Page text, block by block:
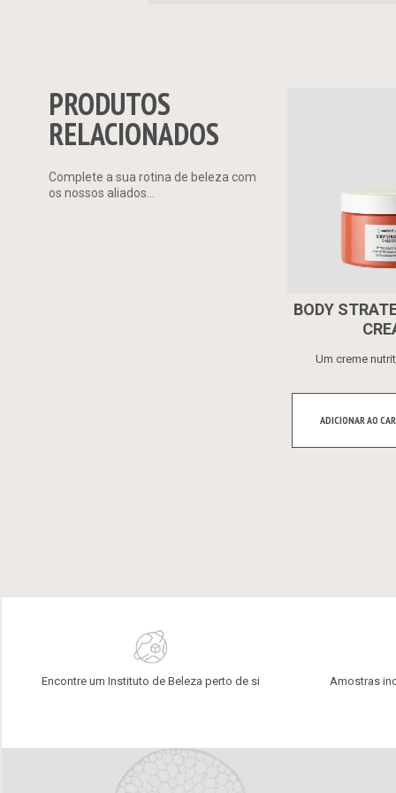
PRODUTOS
RELACIONADOS
Complete a sua rotina de beleza com
os nossos aliados...
BODY
Um creme
ADICIONAR AO
Encontre um Instituto de Beleza perto de si Amostras